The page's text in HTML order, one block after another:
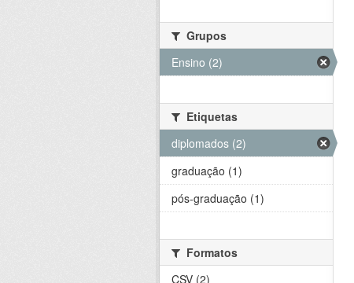
Grupos
Ensino (2)
Etiquetas
diplomados (2)
graduação (1)
pós-graduação (1)
Formatos
CSV (2)